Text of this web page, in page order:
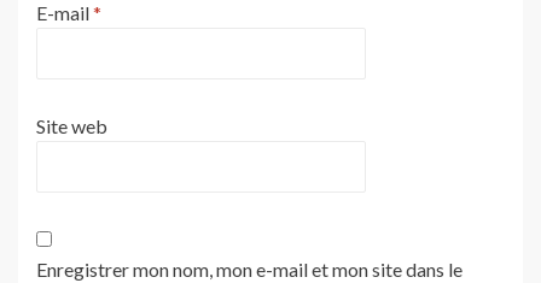
E-mail*
Site web
Enregistrer mon nom, mon e-mail et mon site dans le